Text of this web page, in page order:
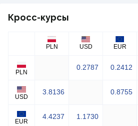
Кросс-курсы
PLN USD EUR
PLN
0.2787 0.2412
USD
3.8136 0.8755
EUR
4.4237 1.1730